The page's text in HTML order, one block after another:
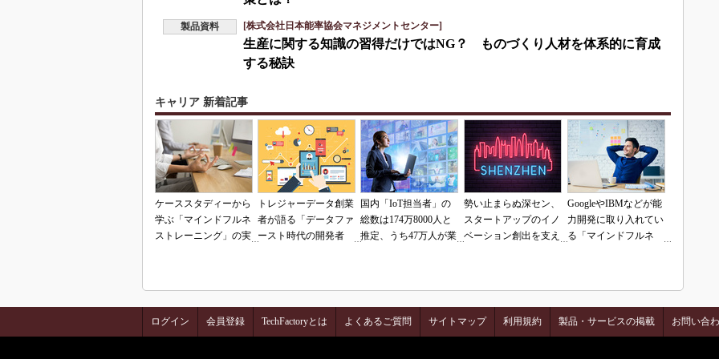
製品資料 [株式会社日本能率協会マネジメントセンター]
生産に関する知識の習得だけではNG？ ものづくり人材を体系的に育成
する秘訣
キャリア 新着記事
ケーススタディーから
学ぶ「マインドフルネ
ストレーニング」の実
トレジャーデータ創業
者が語る「データファ
ースト時代の開発者
国内「IoT担当者」の
総数は174万8000人と
推定、うち47万人が業
勢い止まらぬ深セン、
スタートアップのイノ
ベーション創出を支え
GoogleやIBMなどが能
力開発に取り入れてい
る「マインドフルネ
ログイン 会員登録 TechFactoryとは よくあるご質問 サイトマップ 利用規約 製品・サービスの掲載 お問い合